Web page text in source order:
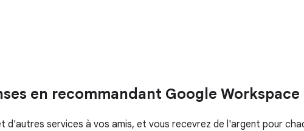
en recommandant Google Workspace
d'autres services à vos amis, et vous recevrez de l'argent pour